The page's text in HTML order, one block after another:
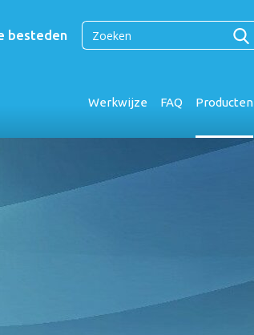
besteden
Werkwijze FAQ Producten